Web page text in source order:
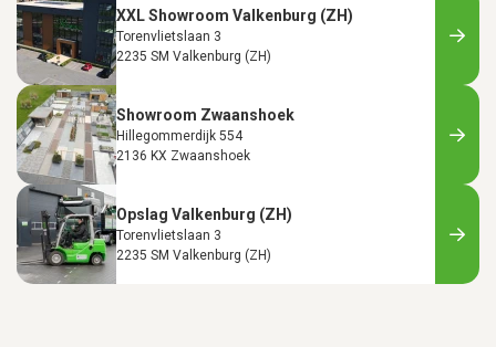
XXL Showroom Valkenburg (ZH)
Torenvlietslaan 3
2235 SM Valkenburg (ZH)
Showroom Zwaanshoek
Hillegommerdijk 554
2136 KX Zwaanshoek
Opslag Valkenburg (ZH)
Torenvlietslaan 3
2235 SM Valkenburg (ZH)